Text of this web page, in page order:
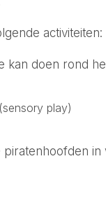
activiteiten:
doen rond
play)
in